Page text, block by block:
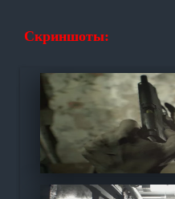
Скриншоты: